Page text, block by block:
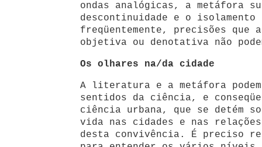
ondas analógicas, a metáfora
descontinuidade e o
freqüentemente, precisões que
objetiva ou denotativa não
Os olhares na/da cidade
A literatura e a metáfora
sentidos da ciência, e
ciência urbana, que se detém
vida nas cidades e nas relações
desta convivência. É preciso